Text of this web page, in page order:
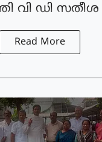
വി ഡി സതീശ
Read More